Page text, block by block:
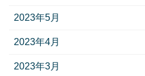
2023年5月
2023年4月
2023年3月